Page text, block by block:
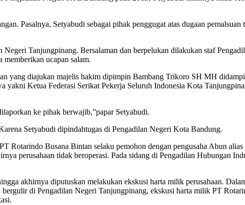
Pasalnya, Setyabudi sebagai pihak penggugat atas dugaan pemalsuan
Tanjungpinang. Bersalaman dan berpelukan dilakukan staf
ucapan salam.
yang diajukan majelis hakim dipimpin Bambang Trikoro SH MH
Ketua Federasi Serikat Pekerja Seluruh Indonesia Kota
ke pihak berwajib,”papar Setyabudi.
Setyabudi dipindahtugas di Pengadilan Negeri Kota Bandung.
Rotarindo Busana Bintan selaku pemohon dengan pengusaha Abun
perusahaan tidak beroperasi. Pada sidang di Pengadilan Hubungan
akhirnya diputuskan melakukan ekskusi harta milik perusahaan.
bergulir di Pengadilan Negeri Tanjungpinang, ekskusi harta milik PT